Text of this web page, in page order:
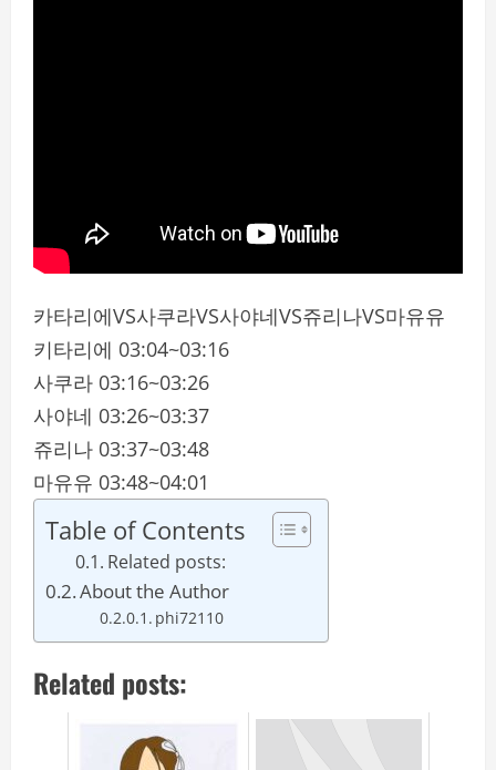
카타리에VS사쿠라VS사야네VS쥬리나VS마유유
키타리에 03:04~03:16
사쿠라 03:16~03:26
사야네 03:26~03:37
쥬리나 03:37~03:48
마유유 03:48~04:01
Table of Contents
Related posts:
About the Author
phi72110
Related posts: